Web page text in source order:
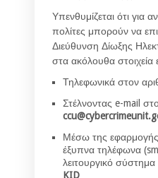
Υπενθυμίζεται ότι για
πολίτες μπορούν να
Διεύθυνση Δίωξης
στα ακόλουθα στοιχεία
Τηλεφωνικά στον
Στέλνοντας e-mail
Μέσω της
έξυπνα τηλέφωνα
λειτουργικό
KID